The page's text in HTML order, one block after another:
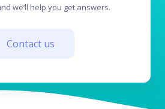
we’ll help you get answers.
Contact us